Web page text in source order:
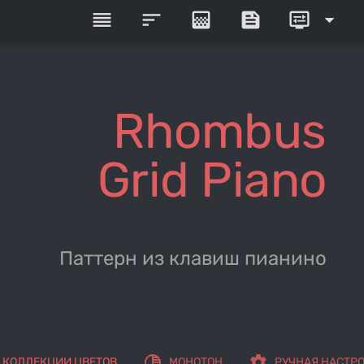
reorder sort gradient feed display_settings arrow_drop_down
Rhombus
Grid Piano
Паттерн из клавиш пианино